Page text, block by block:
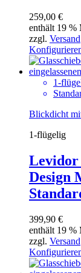
259,00 €
enthält 19 %
zzgl. Versand
1-
Blickdicht
1-flügelig
Levidor
Design
399,90 €
enthält 19 %
zzgl. Versand